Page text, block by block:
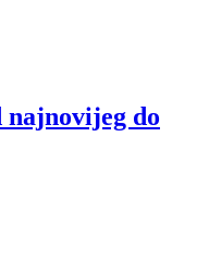
do